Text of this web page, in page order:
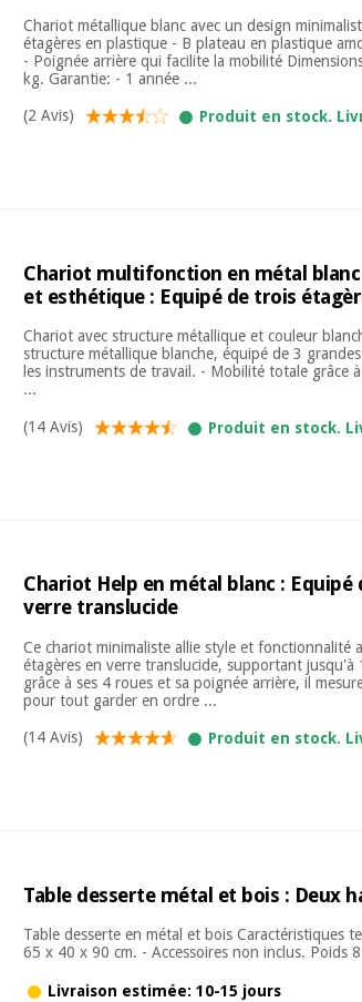
Chariot métallique blanc avec un design
étagères en plastique - B plateau en plastique
- Poignée arrière qui facilite la mobilité
kg. Garantie: - 1 année ...
(2 Avis)
Produit en stock.
Chariot multifonction en métal
et esthétique : Equipé de trois
Chariot avec structure métallique et couleur
structure métallique blanche, équipé de 3
les instruments de travail. - Mobilité totale grâce
...
(14 Avis)
Produit en stock.
Chariot Help en métal blanc :
verre translucide
Ce chariot minimaliste allie style et fonctionnalité
étagères en verre translucide, supportant jusqu'à
grâce à ses 4 roues et sa poignée arrière, il
pour tout garder en ordre ...
(14 Avis)
Produit en stock.
Table desserte métal et bois : Deux
Table desserte en métal et bois Caractéristiques
65 x 40 x 90 cm. - Accessoires non inclus. Poids
Livraison estimée: 10-15 jours